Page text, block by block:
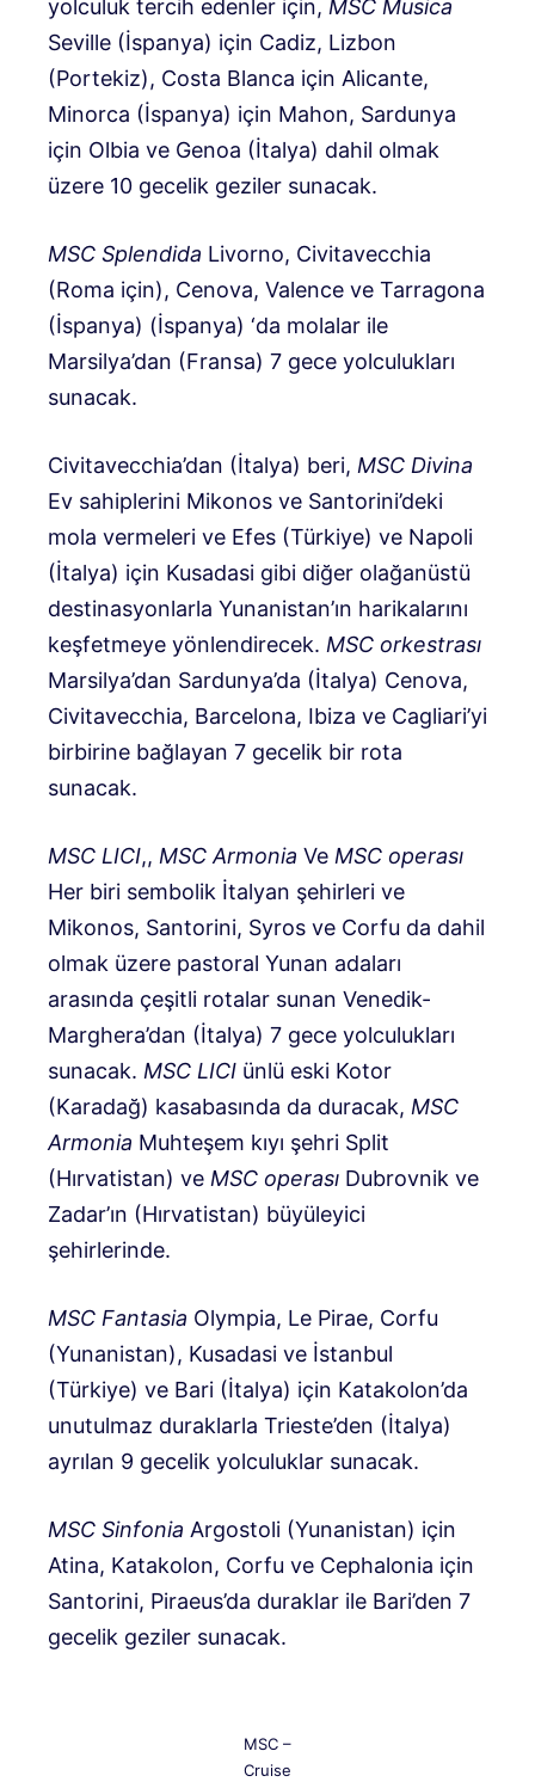
yolculuk tercih edenler için, MSC Musica
Seville (İspanya) için Cadiz, Lizbon
(Portekiz), Costa Blanca için Alicante,
Minorca (İspanya) için Mahon, Sardunya
için Olbia ve Genoa (İtalya) dahil olmak
üzere 10 gecelik geziler sunacak.
MSC Splendida Livorno, Civitavecchia
(Roma için), Cenova, Valence ve Tarragona
(İspanya) (İspanya) ‘da molalar ile
Marsilya’dan (Fransa) 7 gece yolculukları
sunacak.
Civitavecchia’dan (İtalya) beri, MSC Divina
Ev sahiplerini Mikonos ve Santorini’deki
mola vermeleri ve Efes (Türkiye) ve Napoli
(İtalya) için Kusadasi gibi diğer olağanüstü
destinasyonlarla Yunanistan’ın harikalarını
keşfetmeye yönlendirecek. MSC orkestrası
Marsilya’dan Sardunya’da (İtalya) Cenova,
Civitavecchia, Barcelona, ​​Ibiza ve Cagliari’yi
birbirine bağlayan 7 gecelik bir rota
sunacak.
MSC LICI,, MSC Armonia Ve MSC operası
Her biri sembolik İtalyan şehirleri ve
Mikonos, Santorini, Syros ve Corfu da dahil
olmak üzere pastoral Yunan adaları
arasında çeşitli rotalar sunan Venedik-
Marghera’dan (İtalya) 7 gece yolculukları
sunacak. MSC LICI ünlü eski Kotor
(Karadağ) kasabasında da duracak, MSC
Armonia Muhteşem kıyı şehri Split
(Hırvatistan) ve MSC operası Dubrovnik ve
Zadar’ın (Hırvatistan) büyüleyici
şehirlerinde.
MSC Fantasia Olympia, Le Pirae, Corfu
(Yunanistan), Kusadasi ve İstanbul
(Türkiye) ve Bari (İtalya) için Katakolon’da
unutulmaz duraklarla Trieste’den (İtalya)
ayrılan 9 gecelik yolculuklar sunacak.
MSC Sinfonia Argostoli (Yunanistan) için
Atina, Katakolon, Corfu ve Cephalonia için
Santorini, Piraeus’da duraklar ile Bari’den 7
gecelik geziler sunacak.
MSC –
Cruise